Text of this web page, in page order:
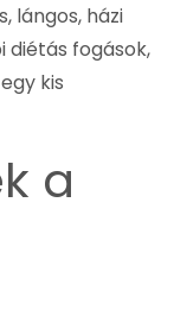
lángos, házi
diétás fogások,
kis
a